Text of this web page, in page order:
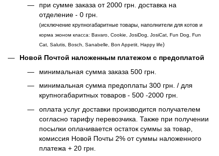
при сумме заказа от 2000 грн. доставка на
отделение - 0 грн.
(исключение крупногабаритные товары, наполнители для котов и
корма эконом класса: Bavaro, Cookie, JosiDog, JosiCat, Fun Dog, Fun
Cat, Salutis, Bosch, Sanabelle, Bon Appetit, Happy life)
Новой Почтой наложенным платежом с предоплатой
минимальная сумма заказа 500 грн.
минимальная сумма предоплаты 300 грн. / для
крупногабаритных товаров - 500 -2000 грн.
оплата услуг доставки производится получателем
согласно тарифу перевозчика. Также при получении
посылки оплачивается остаток суммы за товар,
комиссия Новой Почты 2% от суммы наложенного
платежа + 20 грн.